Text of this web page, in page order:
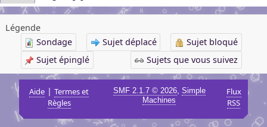
Légende
Sondage
Sujet déplacé
Sujet bloqué
Sujet épinglé
Sujets que vous suivez
Aide |Termes et
Règles
SMF 2.1.7 © 2026, Simple
Machines
Flux
RSS